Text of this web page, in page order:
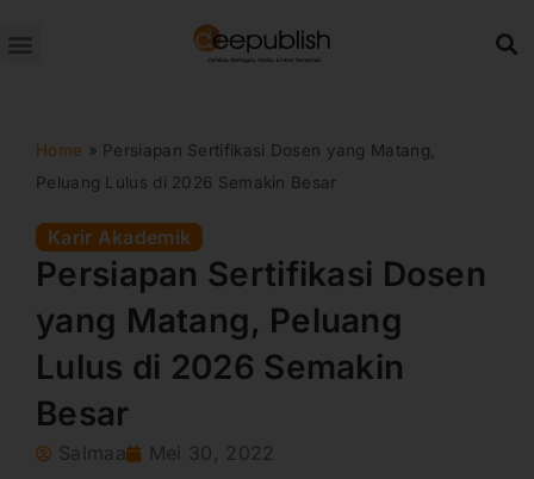
ke
Home » Persiapan Sertifikasi Dosen yang Matang,
Peluang Lulus di 2026 Semakin Besar
Karir Akademik
Persiapan Sertifikasi Dosen
yang Matang, Peluang
Lulus di 2026 Semakin
Besar
Salmaa Mei 30, 2022